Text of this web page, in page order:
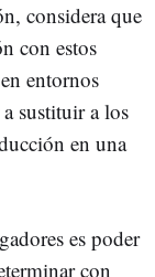
considera que
con estos
en entornos
sustituir a los
en una
es poder
con